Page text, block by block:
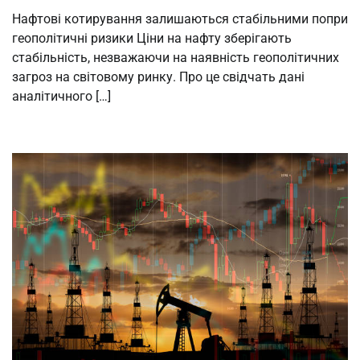
Нафтові котирування залишаються стабільними попри
геополітичні ризики Ціни на нафту зберігають
стабільність, незважаючи на наявність геополітичних
загроз на світовому ринку. Про це свідчать дані
аналітичного […]